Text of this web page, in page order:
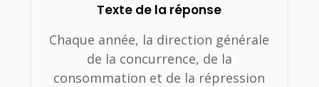
Texte de la réponse
Chaque année, la direction générale
de la concurrence, de la
consommation et de la répression